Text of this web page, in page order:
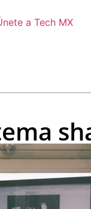
a Tech MX